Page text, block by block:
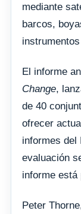
mediante
barcos,
El informe
Change,
de 40
ofrecer
informes del
evaluación
informe está
Peter